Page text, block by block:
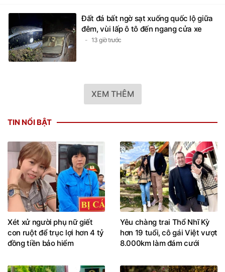
Đất đá bất ngờ sạt xuống quốc lộ giữa
đêm, vùi lấp ô tô đến ngang cửa xe
13 giờ trước
XEM THÊM
TIN NỔI BẬT
Xét xử người phụ nữ giết
con ruột để trục lợi hơn 4 tỷ
đồng tiền bảo hiểm
Yêu chàng trai Thổ Nhĩ Kỳ
hơn 19 tuổi, cô gái Việt vượt
8.000km làm đám cưới